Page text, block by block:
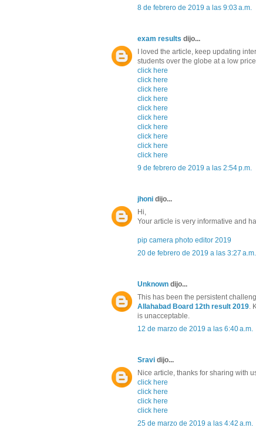
8 de febrero de 2019 a las 9:03 a.m.
exam results dijo...
I loved the article, keep updating
students over the globe at a low
click here
click here
click here
click here
click here
click here
click here
click here
click here
click here
9 de febrero de 2019 a las 2:54 p.m.
jhoni dijo...
Hi,
Your article is very informative and
pip camera photo editor 2019
20 de febrero de 2019 a las 3:27 a.m.
Unknown dijo...
This has been the persistent
Allahabad Board 12th result 2019.
is unacceptable.
12 de marzo de 2019 a las 6:40 a.m.
Sravi dijo...
Nice article, thanks for sharing with
click here
click here
click here
click here
25 de marzo de 2019 a las 4:42 a.m.